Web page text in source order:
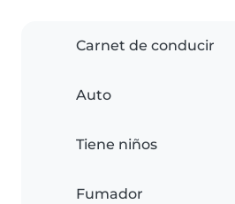
Carnet de conducir
Auto
Tiene niños
Fumador